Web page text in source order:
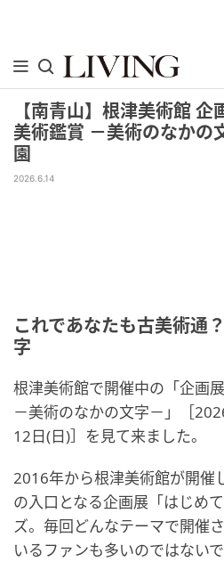
【南青山】根津美術館
美術鑑賞 －美術のなかの
園
2026.6.14
これであなたも古美術通
字
根津美術館で開催中の「企画
－美術のなかの文字－」［
12日(日)］を見て来ました。
2016年から根津美術館が開催
の入口となる企画展「はじめ
ズ。毎回どんなテーマで開催
いるファンも多いのではないで